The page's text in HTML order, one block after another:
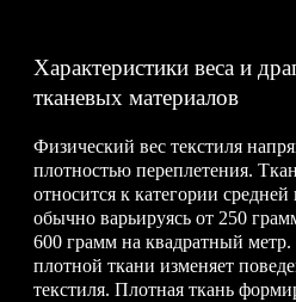
Характеристики веса и
тканевых материалов
Физический вес текстиля
плотностью переплетения.
относится к категории
обычно варьируясь от 250
600 грамм на квадратный метр.
плотной ткани изменяет
текстиля. Плотная ткань